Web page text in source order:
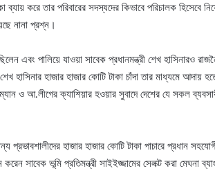
করে তার পরিবারের সদস্যদের কিভাবে পরিচালক হিসেবে
নানা প্রশ্ন।
এবং পালিয়ে যাওয়া সাবেক প্রধানমন্ত্রী শেখ হাসিনারও
হাসিনার হাজার হাজার কোটি টাকা চাঁদা তার মাধ্যমে আদায়
ও আ.লীগের ক্যাশিয়ার হওয়ার সুবাদে দেশের যে সকল
হাজার হাজার কোটি টাকা পাচারে প্রধান
সাবেক ভূমি প্রতিমন্ত্রী সাইইজ্জামের সেলক্ট করা মেঘনা